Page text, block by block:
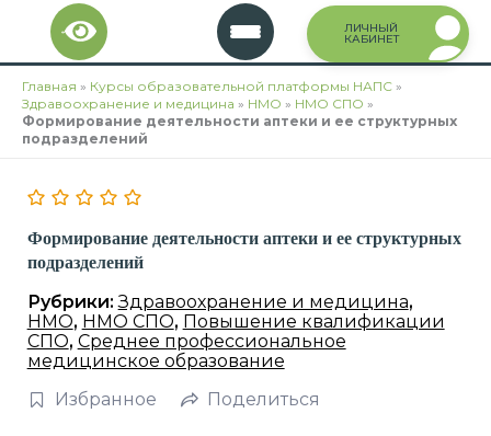
Перейти
содержимому
ЛИЧНЫЙ
КАБИНЕТ
Главная » Курсы образовательной платформы НАПС »
Здравоохранение и медицина » НМО » НМО СПО »
Формирование деятельности аптеки и ее структурных
подразделений
Формирование деятельности аптеки и ее структурных
подразделений
Рубрики:Здравоохранение и медицина,
НМО, НМО СПО, Повышение квалификации
СПО, Среднее профессиональное
медицинское образование
Избранное
Поделиться